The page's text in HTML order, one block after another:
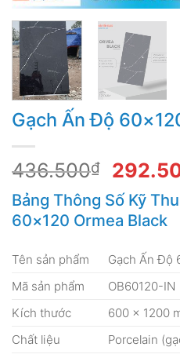
Gạch Ấn Độ
436.500₫
Giá
gốc
là:
Bảng Thông Số Kỹ
60×120 Ormea Black
Tên sản phẩm
Gạch Ấn Độ
Mã sản phẩm
OB60120-IN
Kích thước
600 × 1200
Chất liệu
Porcelain